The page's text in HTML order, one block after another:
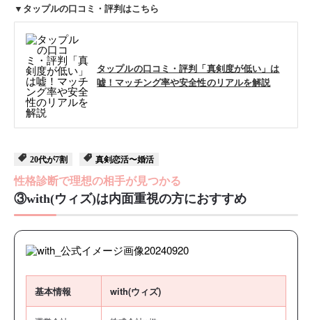
▼タップルの口コミ・評判はこちら
タップルの口コミ・評判「真剣度が低い」は
嘘！マッチング率や安全性のリアルを解説
20代が7割 真剣恋活〜婚活
性格診断で理想の相手が見つかる
③with(ウィズ)は内面重視の方におすすめ
基本情報 with(ウィズ)